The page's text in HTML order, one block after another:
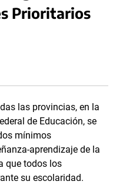
Prioritarios
las provincias, en la
de Educación, se
mínimos
aprendizaje de la
que todos los
su escolaridad.